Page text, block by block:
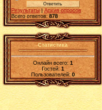
Результаты|Архив опросов
Всего ответов:878
Статистика
Онлайн всего:1
Гостей:1
Пользователей: 0